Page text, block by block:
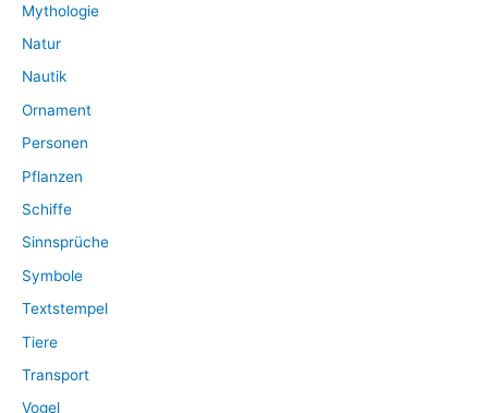
Mythologie
Natur
Nautik
Ornament
Personen
Pflanzen
Schiffe
Sinnsprüche
Symbole
Textstempel
Tiere
Transport
Vogel